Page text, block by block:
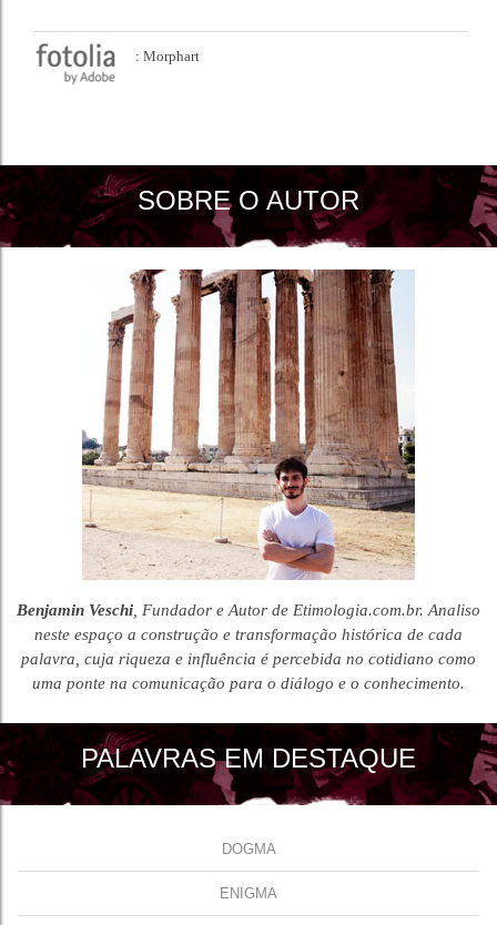
: Morphart
SOBRE O AUTOR
Benjamin Veschi , Fundador e Autor de Etimologia.com.br. Analiso
neste espaço a construção e transformação histórica de cada
palavra, cuja riqueza e influência é percebida no cotidiano como
uma ponte na comunicação para o diálogo e o conhecimento.
PALAVRAS EM DESTAQUE
DOGMA
ENIGMA